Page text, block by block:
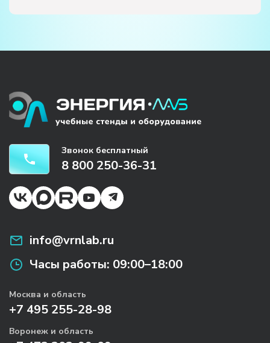
Звонок бесплатный
8 800 250-36-31
info@vrnlab.ru
Часы работы: 09:00–18:00
Москва и область
+7 495 255-28-98
Воронеж и область